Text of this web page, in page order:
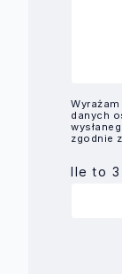
danych
zgodnie z
Ile to 3